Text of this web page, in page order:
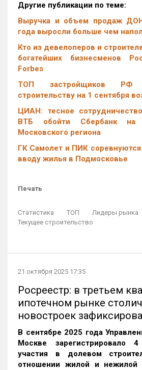
Другие публикации по теме:
Выручка и объем продаж
года выросли больше чем
Кто из девелоперов и
богатейших бизнесменов
Forbes
ТОП застройщиков РФ
строительству на 1 сентября
ЦИАН: тесное
ВТБ обойти Сбербанк на
Московского региона
ГК Самолет и ПИК соревнуются
вводу жилья в Подмосковье
Печать
Статистика ТОП
Лидеры рынка
Текущее строительство
21 октября 2025 17:35
Росреестр: в третьем
ипотечном рынке
новостроек
В сентябре 2025 года
Москве зарегистрировало
участия в долевом
отношении жилой и нежилой